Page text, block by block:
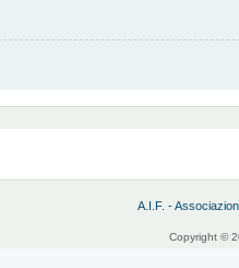
A.I.F. -
Copyright ©